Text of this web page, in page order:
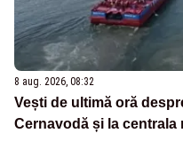
8 aug. 2026, 08:32
Vești de ultimă oră
Cernavodă și la centrala